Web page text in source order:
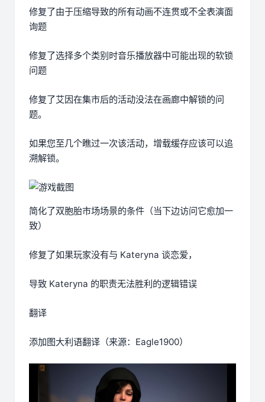
修复了由于压缩导致的所有动画不连贯或不全表演面
询题
修复了选择多个类别时音乐播放器中可能出现的软锁
问题
修复了艾因在集市后的活动没法在画廊中解锁的问
题。
如果您至几个瞧过一次该活动，增载缓存应该可以追
溯解锁。
简化了双胞胎市场场景的条件（当下边访问它愈加一
致）
修复了如果玩家没有与 Kateryna 谈恋爱，
导致 Kateryna 的职责无法胜利的逻辑错误
翻译
添加图大利语翻译（来源：Eagle1900）